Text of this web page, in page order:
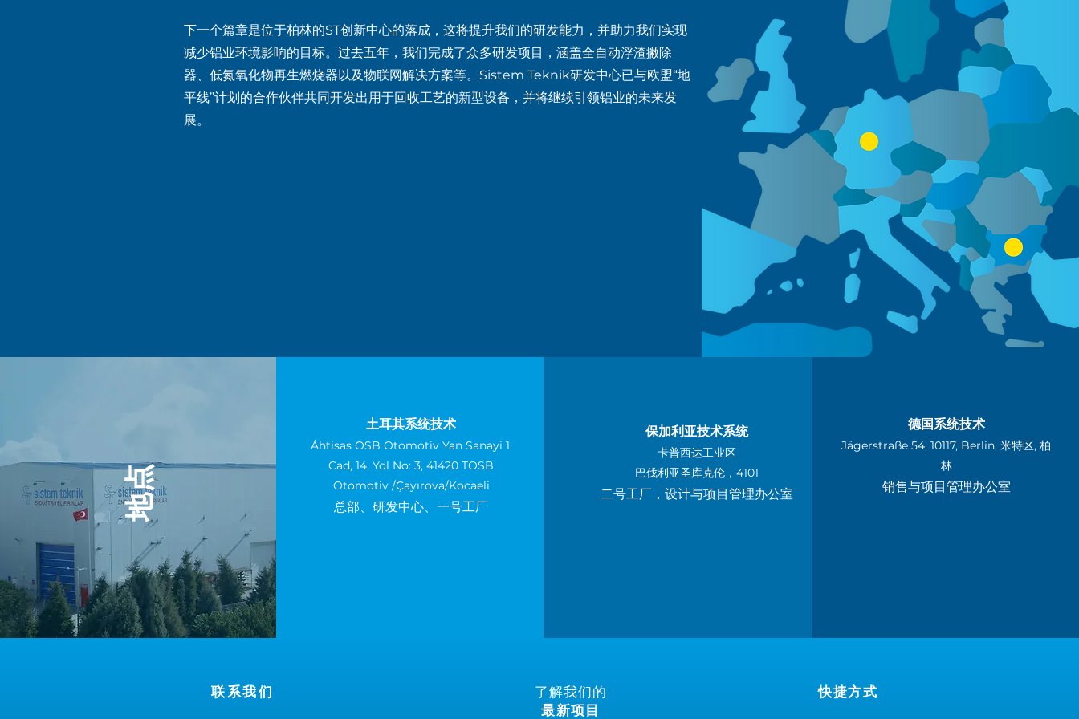
下一个篇章是位于柏林的ST创新中心的落成，这将提升我们的研发能力，并助力我们实现
减少铝业环境影响的目标。过去五年，我们完成了众多研发项目，涵盖全自动浮渣撇除
器、低氮氧化物再生燃烧器以及物联网解决方案等。Sistem Teknik研发中心已与欧盟“地
平线”计划的合作伙伴共同开发出用于回收工艺的新型设备，并将继续引领铝业的未来发
展。
地点
土耳其系统技术
Áhtisas OSB Otomotiv Yan Sanayi 1.
Cad, 14. Yol No: 3, 41420 TOSB
Otomotiv /Çayırova/Kocaeli
总部、研发中心、一号工厂
保加利亚技术系统
卡普西达工业区
巴伐利亚圣库克伦，4101
二号工厂，设计与项目管理办公室
德国系统技术
Jägerstraße 54, 10117, Berlin, 米特区, 柏
林
销售与项目管理办公室
联系我们
了解我们的
最新项目
快捷方式